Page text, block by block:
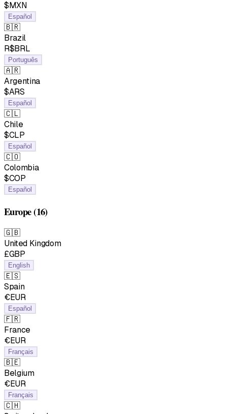
$MXN
Español
🇧🇷
Brazil
R$BRL
Português
🇦🇷
Argentina
$ARS
Español
🇨🇱
Chile
$CLP
Español
🇨🇴
Colombia
$COP
Español
Europe(16)
🇬🇧
United Kingdom
£GBP
English
🇪🇸
Spain
€EUR
Español
🇫🇷
France
€EUR
Français
🇧🇪
Belgium
€EUR
Français
🇨🇭